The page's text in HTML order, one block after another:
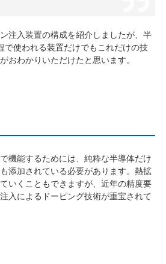
注入装置の構成を紹介しましたが、半
で使われる装置だけでもこれだけの技
おわかりいただけたと思います。
機能するためには、純粋な半導体だけ
添加されている必要があります。熱拡
いくこともできますが、近年の精度要
入によるドーピング技術が重宝されて